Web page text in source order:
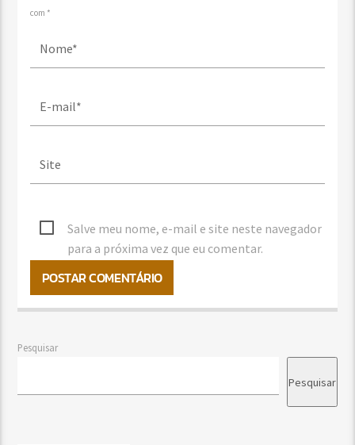
com *
Salve meu nome, e-mail e site neste navegador
para a próxima vez que eu comentar.
Pesquisar
Pesquisar